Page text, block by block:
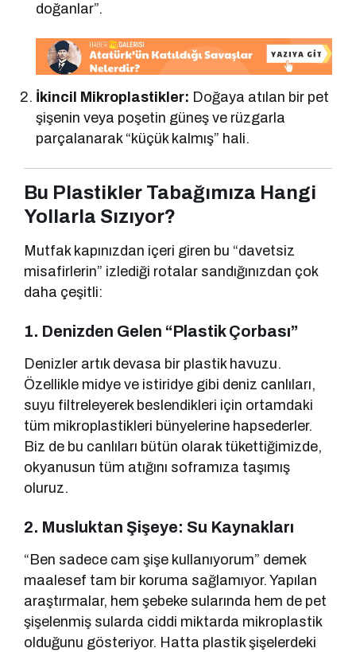
doğanlar”.
İkincil Mikroplastikler: Doğaya atılan bir pet
şişenin veya poşetin güneş ve rüzgarla
parçalanarak “küçük kalmış” hali.
Bu Plastikler Tabağımıza Hangi
Yollarla Sızıyor?
Mutfak kapınızdan içeri giren bu “davetsiz
misafirlerin” izlediği rotalar sandığınızdan çok
daha çeşitli:
1. Denizden Gelen “Plastik Çorbası”
Denizler artık devasa bir plastik havuzu.
Özellikle midye ve istiridye gibi deniz canlıları,
suyu filtreleyerek beslendikleri için ortamdaki
tüm mikroplastikleri bünyelerine hapsederler.
Biz de bu canlıları bütün olarak tükettiğimizde,
okyanusun tüm atığını soframıza taşımış
oluruz.
2. Musluktan Şişeye: Su Kaynakları
“Ben sadece cam şişe kullanıyorum” demek
maalesef tam bir koruma sağlamıyor. Yapılan
araştırmalar, hem şebeke sularında hem de pet
şişelenmiş sularda ciddi miktarda mikroplastik
olduğunu gösteriyor. Hatta plastik şişelerdeki